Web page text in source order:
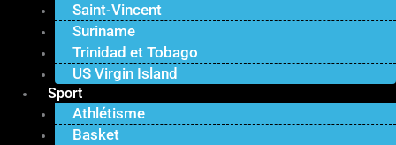
Saint-Vincent
Suriname
Trinidad et Tobago
US Virgin Island
Sport
Athlétisme
Basket